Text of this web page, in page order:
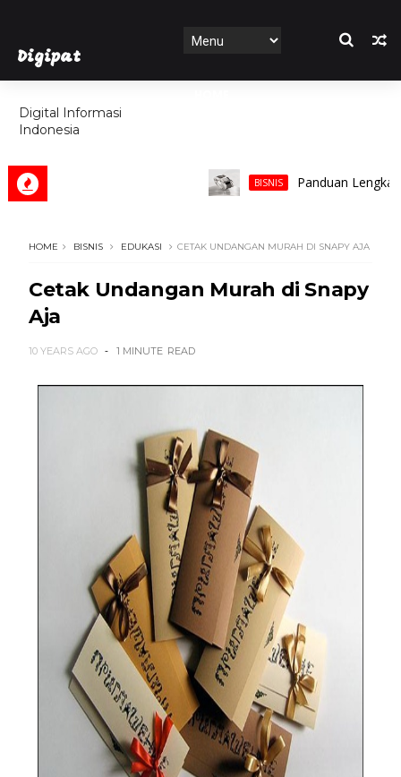
Digipat
Digital Informasi
Indonesia
FEATURES
BISNIS Panduan Lengkap
HOME BISNIS EDUKASI CETAK UNDANGAN MURAH DI SNAPY AJA
Cetak Undangan Murah di Snapy
Aja
10 YEARS AGO 1 MINUTE READ